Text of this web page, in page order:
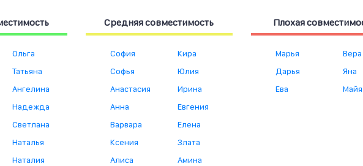
Ольга
Татьяна
Ангелина
Надежда
Светлана
Наталья
Наталия
Средняя совместимость
София
Софья
Анастасия
Анна
Варвара
Ксения
Алиса
Кира
Юлия
Ирина
Евгения
Елена
Злата
Амина
Плохая
Марья
Дарья
Ева
Вера
Яна
Майя